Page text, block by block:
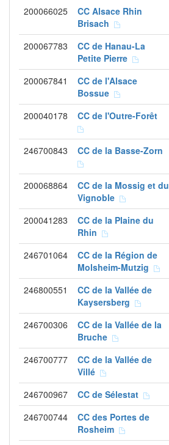
200066025
CC Alsace Rhin
Brisach
200067783
CC de Hanau-La
Petite Pierre
200067841
CC de l'Alsace
Bossue
200040178 CC de l'Outre-Forêt
246700843 CC de la Basse-Zorn
200068864
CC de la Mossig et du
Vignoble
200041283
CC de la Plaine du
Rhin
246701064
CC de la Région de
Molsheim-Mutzig
246800551
CC de la Vallée de
Kaysersberg
246700306
CC de la Vallée de la
Bruche
246700777
CC de la Vallée de
Villé
246700967 CC de Sélestat
246700744
CC des Portes de
Rosheim